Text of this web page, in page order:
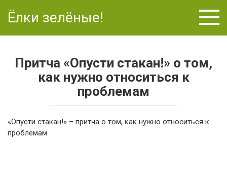
Ёлки зелёные!
Притча «Опусти стакан!» о том,
как нужно относиться к
проблемам
«Опусти стакан!» – притча о том, как нужно относиться к
проблемам